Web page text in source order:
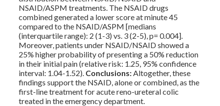
NSAID/ASPM treatments. The NSAID drugs
combined generated a lower score at minute 45
compared to the NSAID/ASPM [medians
(interquartile range): 2 (1-3) vs. 3 (2-5), p= 0.004].
Moreover, patients under NSAID/NSAID showed a
25% higher probability of presenting a 50% reduction
in their initial pain (relative risk: 1.25, 95% confidence
interval: 1.04-1.52). Conclusions:Altogether, these
findings support the NSAID, alone or combined, as the
first-line treatment for acute reno-ureteral colic
treated in the emergency department.